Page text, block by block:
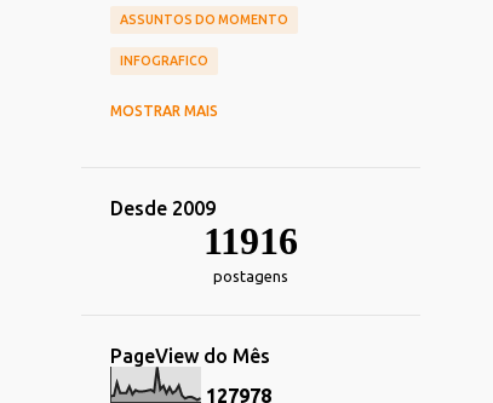
ASSUNTOS DO MOMENTO
INFOGRAFICO
IMPRESSOS ALIMENTACAO
ESPORTE FOTOGRAFIA
MOSTRAR MAIS
Desde 2009
11916
postagens
PageView do Mês
127978